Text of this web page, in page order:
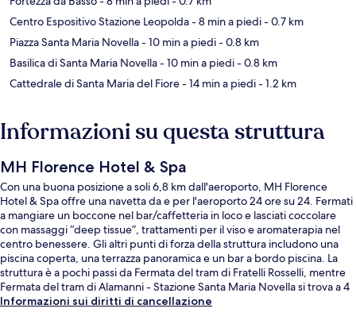
Centro Espositivo Stazione Leopolda- 8 min a piedi- 0.7 km
Piazza Santa Maria Novella- 10 min a piedi- 0.8 km
Basilica di Santa Maria Novella- 10 min a piedi- 0.8 km
Cattedrale di Santa Maria del Fiore- 14 min a piedi- 1.2 km
Informazioni su questa struttura
MH Florence Hotel & Spa
Con una buona posizione a soli 6,8 km dall'aeroporto, MH Florence
Hotel & Spa offre una navetta da e per l'aeroporto 24 ore su 24. Fermati
a mangiare un boccone nel bar/caffetteria in loco e lasciati coccolare
con massaggi “deep tissue”, trattamenti per il viso e aromaterapia nel
centro benessere. Gli altri punti di forza della struttura includono una
piscina coperta, una terrazza panoramica e un bar a bordo piscina. La
struttura è a pochi passi da Fermata del tram di Fratelli Rosselli, mentre
Fermata del tram di Alamanni - Stazione Santa Maria Novella si trova a 4
min a piedi.
Informazioni sui diritti di cancellazione